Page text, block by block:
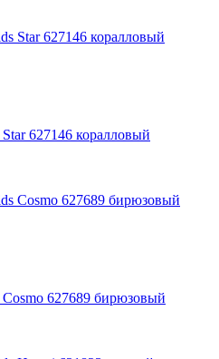
627146 коралловый
627689 бирюзовый